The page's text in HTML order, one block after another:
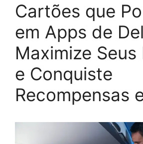
Cartões que
em Apps de
Maximize
e Conquiste
Recompensas